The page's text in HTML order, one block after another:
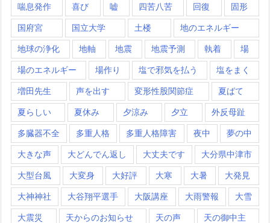
喘息発作 喜び 嘘 四苦八苦 回復 固形
国府宮 国立大学 土楼 地のエネルギー
地球の浄化 地軸 地震 地震予測 執着 場
場のエネルギー 場作り 塩で邪気を払う 塩をまく
増田先生 声を出す 変形性股関節症 夏ばて
夏らしい 夏休み 夕涼み 夕立 外反母趾
多臓器不全 多重人格 多重人格障害 夜中 夢の中
大きな声 大どんでん返し 大丈夫です 大分県中津市
大型台風 大変身 大好評 大寒 大暑 大発見
大神神社 大谷翔平選手 大阪講座 大雨警報 大雪
大震災 天からのお知らせ 天の声 天の御中主